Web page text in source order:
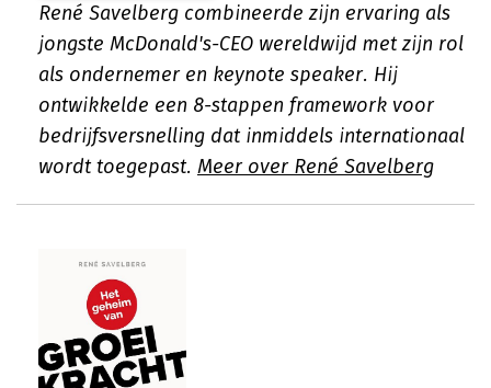
René Savelberg combineerde zijn ervaring als
jongste McDonald's-CEO wereldwijd met zijn rol
als ondernemer en keynote speaker. Hij
ontwikkelde een 8-stappen framework voor
bedrijfsversnelling dat inmiddels internationaal
wordt toegepast. Meer over René Savelberg